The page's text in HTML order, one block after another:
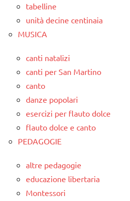
tabelline
unità decine centinaia
MUSICA
canti natalizi
canti per San Martino
canto
danze popolari
esercizi per flauto dolce
flauto dolce e canto
PEDAGOGIE
altre pedagogie
educazione libertaria
Montessori